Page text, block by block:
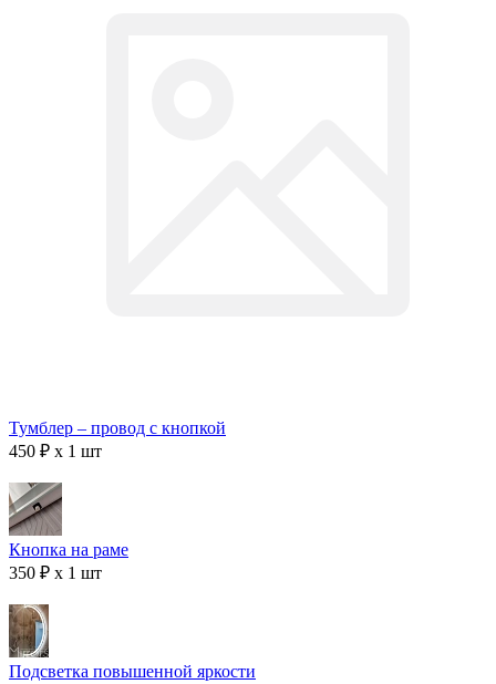
Тумблер – провод с кнопкой
450 ₽ x 1 шт
Кнопка на раме
350 ₽ x 1 шт
Подсветка повышенной яркости